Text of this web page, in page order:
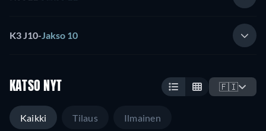
K3 J10- Jakso 10
KATSO NYT 🇫🇮
Kaikki Tilaus Ilmainen